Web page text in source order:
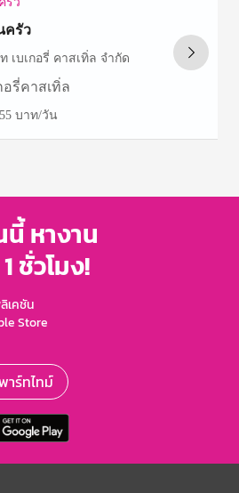
ครัว
เบเกอรี่ คาสเทิ่ล จำกัด
อรี่คาสเทิ่ล
บาท/วัน
หางาน
ชั่วโมง!
เคชัน
Store
าร์ทไทม์